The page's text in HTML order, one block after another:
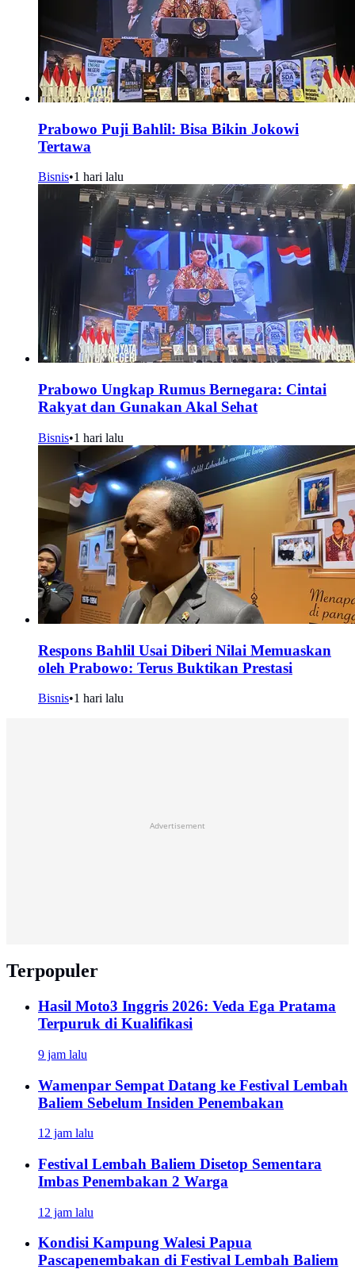
Prabowo Puji Bahlil: Bisa Bikin Jokowi
Tertawa
Bisnis•1 hari lalu
Prabowo Ungkap Rumus Bernegara: Cintai
Rakyat dan Gunakan Akal Sehat
Bisnis•1 hari lalu
Respons Bahlil Usai Diberi Nilai Memuaskan
oleh Prabowo: Terus Buktikan Prestasi
Bisnis•1 hari lalu
Advertisement
Terpopuler
Hasil Moto3 Inggris 2026: Veda Ega Pratama
Terpuruk di Kualifikasi
9 jam lalu
Wamenpar Sempat Datang ke Festival Lembah
Baliem Sebelum Insiden Penembakan
12 jam lalu
Festival Lembah Baliem Disetop Sementara
Imbas Penembakan 2 Warga
12 jam lalu
Kondisi Kampung Walesi Papua
Pascapenembakan di Festival Lembah Baliem